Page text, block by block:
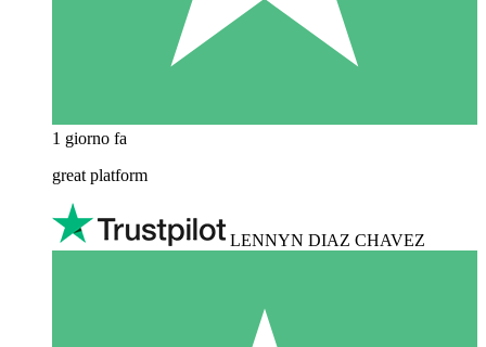
1 giorno fa
great platform
LENNYN DIAZ CHAVEZ